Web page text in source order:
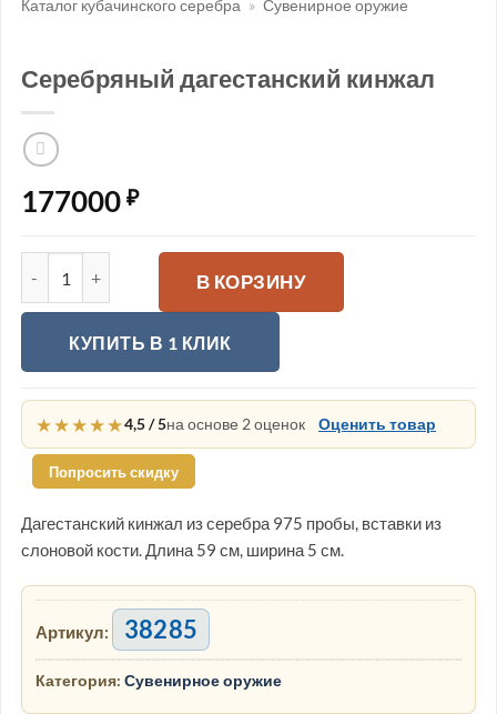
Каталог кубачинского серебра » Сувенирное оружие
Серебряный дагестанский кинжал
177000 ₽
В КОРЗИНУ
КУПИТЬ В 1 КЛИК
★★★★★4,5 / 5на основе 2 оценок Оценить товар
Попросить скидку
Дагестанский кинжал из серебра 975 пробы, вставки из
слоновой кости. Длина 59 см, ширина 5 см.
Артикул: 38285
Категория: Сувенирное оружие